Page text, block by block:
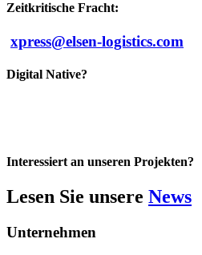
Zeitkritische Fracht:
xpress@elsen-logistics.com
Digital Native?
Interessiert an unseren Projekten?
Lesen Sie unsere News
Unternehmen